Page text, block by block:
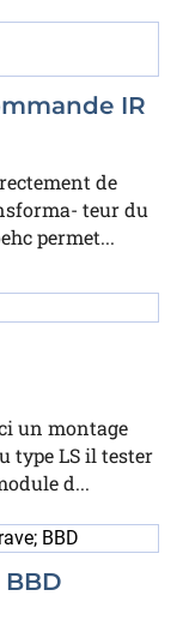
IR
de
teur du
permet...
un montage
type LS il tester
d...